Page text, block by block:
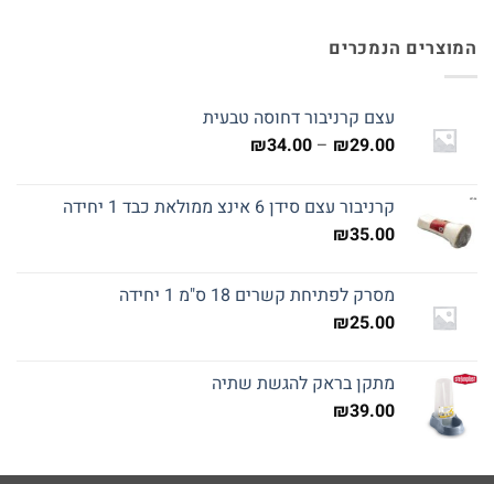
המוצרים הנמכרים
עצם קרניבור דחוסה טבעית
₪29.00
–
₪34.00
עד
קרניבור עצם סידן 6 אינצ ממולאת כבד 1 יחידה
₪35.00
מסרק לפתיחת קשרים 18 ס"מ 1 יחידה
₪25.00
מתקן בראק להגשת שתיה
₪39.00